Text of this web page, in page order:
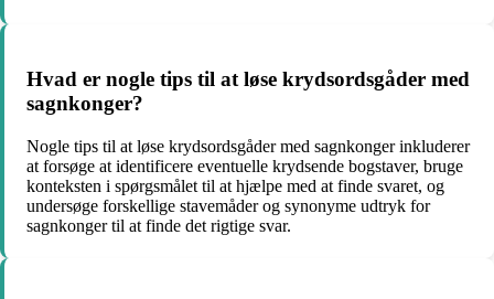
Hvad er nogle tips til at løse krydsordsgåder med
sagnkonger?
Nogle tips til at løse krydsordsgåder med sagnkonger inkluderer
at forsøge at identificere eventuelle krydsende bogstaver, bruge
konteksten i spørgsmålet til at hjælpe med at finde svaret, og
undersøge forskellige stavemåder og synonyme udtryk for
sagnkonger til at finde det rigtige svar.